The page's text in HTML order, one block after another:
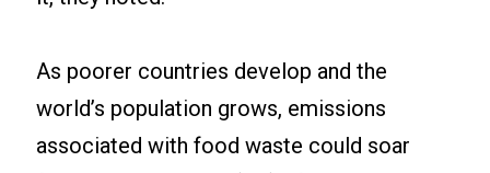
As poorer countries develop and the
world’s population grows, emissions
associated with food waste could soar